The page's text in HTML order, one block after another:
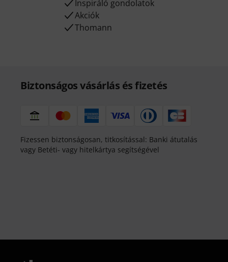
Inspiráló gondolatok
Akciók
Thomann
Biztonságos vásárlás és fizetés
Fizessen biztonságosan, titkosítással: Banki átutalás
vagy Betéti- vagy hitelkártya segítségével